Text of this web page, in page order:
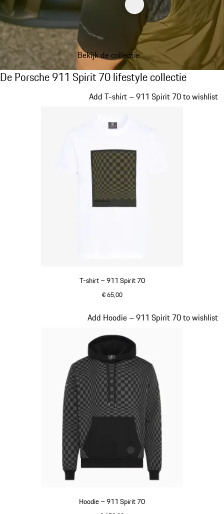
Bekijk de collectie
De Porsche 911 Spirit 70 lifestyle collectie
De Porsche 911 Spirit 70 lifestyle collectie
T-shirt – 911 Spirit 70
€ 65,00
Add T-shirt – 911 Spirit 70 to wishlist
Hoodie – 911 Spirit 70
Add Hoodie – 911 Spirit 70 to wishlist